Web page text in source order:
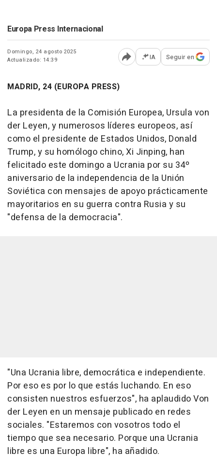
Europa Press Internacional
Domingo, 24 agosto 2025
Actualizado: 14:39
Abrir opciones para
IA Seguir en
MADRID, 24 (EUROPA PRESS)
La presidenta de la Comisión Europea, Ursula von
der Leyen, y numerosos líderes europeos, así
como el presidente de Estados Unidos, Donald
Trump, y su homólogo chino, Xi Jinping, han
felicitado este domingo a Ucrania por su 34º
aniversario de la independencia de la Unión
Soviética con mensajes de apoyo prácticamente
mayoritarios en su guerra contra Rusia y su
"defensa de la democracia".
"Una Ucrania libre, democrática e independiente.
Por eso es por lo que estás luchando. En eso
consisten nuestros esfuerzos", ha aplaudido Von
der Leyen en un mensaje publicado en redes
sociales. "Estaremos con vosotros todo el
tiempo que sea necesario. Porque una Ucrania
libre es una Europa libre", ha añadido.